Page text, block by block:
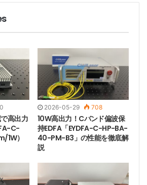
テルビウム添加光ファイバです。外
通常、波長980nmまたは915nm）
ルギーを注入し、イッテルビウムイ
高エネルギー状態へと遷移させま
ルビウム添加ファイバーに入ると、
ルビウムイオンは誘導放出を起こ
、信号光と同じ波長と位相の光子を
高出力
C-
1W）
2026-05-29 708
10W高出力！Cバンド偏波保
持EDFA「EYDFA-C-HP-BA-
40-PM-B3」の性能を徹底解
説